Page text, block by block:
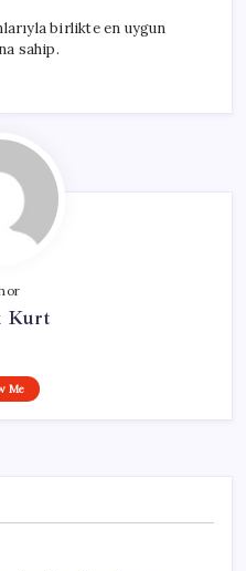
birlikte en uygun
sahip.
Kurt
Me